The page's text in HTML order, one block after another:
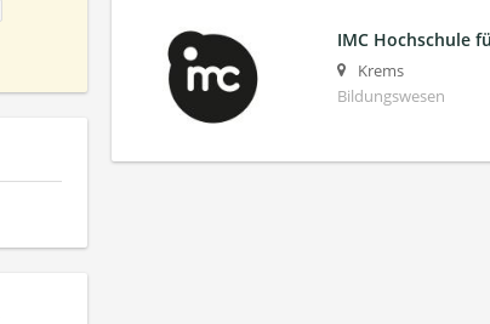
IMC Hochschule
Krems
Bildungswesen